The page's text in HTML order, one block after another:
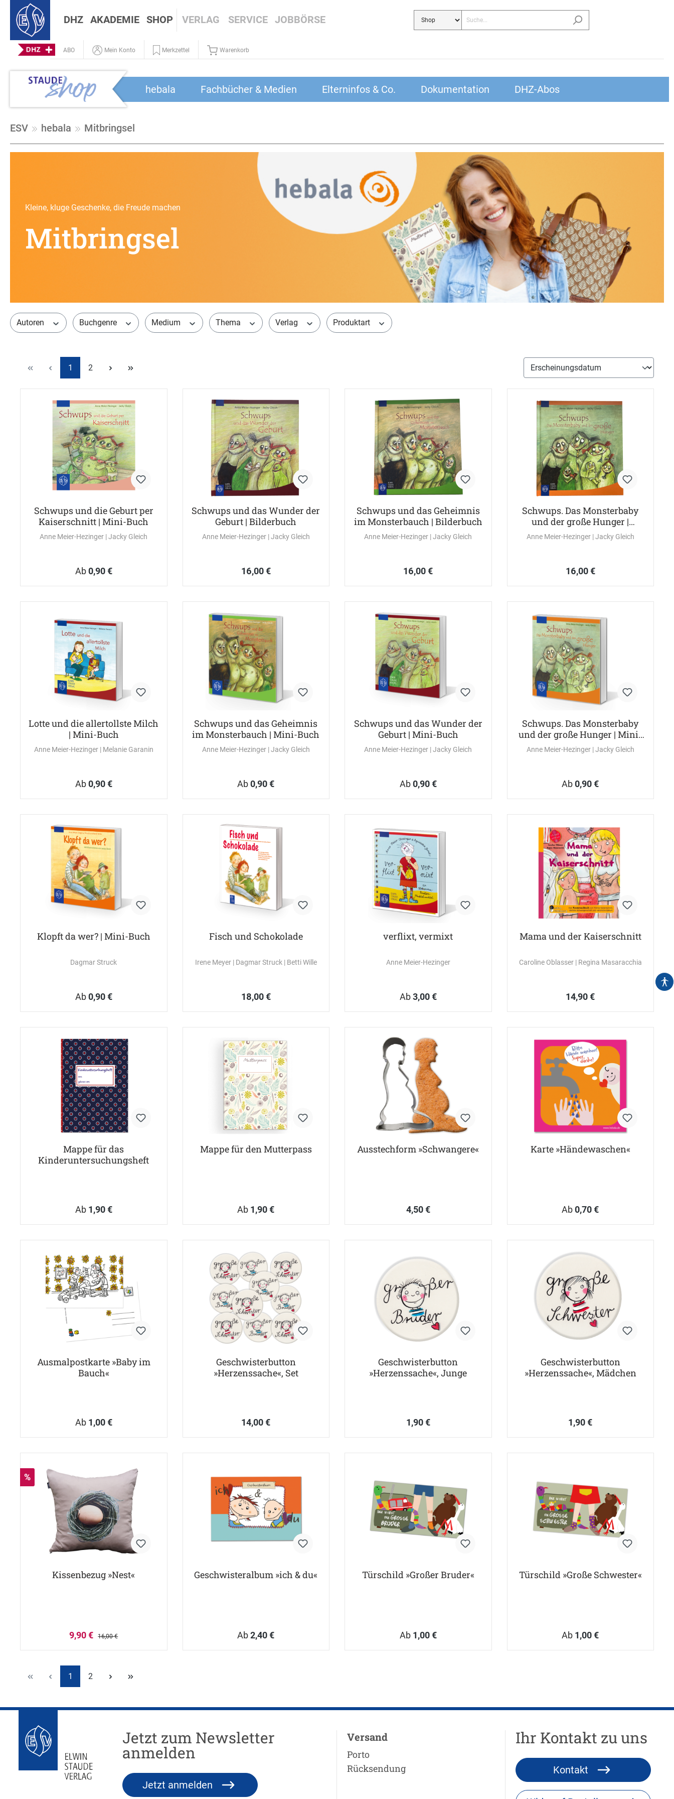
DHZ AKADEMIE SHOP VERLAG SERVICE JOBBÖRSE
ABO Mein Konto Merkzettel Warenkorb
hebala Fachbücher & Medien Elterninfos & Co. Dokumentation DHZ-Abos
ESV hebala Mitbringsel
Kleine, kluge Geschenke, die Freude machen
Mitbringsel
Autoren Buchgenre Medium Thema Verlag Produktart
1 2
Schwups und die Geburt per
Kaiserschnitt | Mini-Buch
Anne Meier-Hezinger | Jacky Gleich
Ab0,90 €
Schwups und das Wunder der
Geburt | Bilderbuch
Anne Meier-Hezinger | Jacky Gleich
16,00 €
Schwups und das Geheimnis
im Monsterbauch | Bilderbuch
Anne Meier-Hezinger | Jacky Gleich
16,00 €
Schwups. Das Monsterbaby
und der große Hunger |
Bilderbuch
Anne Meier-Hezinger | Jacky Gleich
16,00 €
Lotte und die allertollste Milch
| Mini-Buch
Anne Meier-Hezinger | Melanie Garanin
Ab0,90 €
Schwups und das Geheimnis
im Monsterbauch | Mini-Buch
Anne Meier-Hezinger | Jacky Gleich
Ab0,90 €
Schwups und das Wunder der
Geburt | Mini-Buch
Anne Meier-Hezinger | Jacky Gleich
Ab0,90 €
Schwups. Das Monsterbaby
und der große Hunger | Mini-
Buch
Anne Meier-Hezinger | Jacky Gleich
Ab0,90 €
Klopft da wer? | Mini-Buch
Dagmar Struck
Ab0,90 €
Fisch und Schokolade
Irene Meyer | Dagmar Struck | Betti Wille
18,00 €
verflixt, vermixt
Anne Meier-Hezinger
Ab3,00 €
Mama und der Kaiserschnitt
Caroline Oblasser | Regina Masaracchia
14,90 €
Mappe für das
Kinderuntersuchungsheft
Ab 1,90 €
Mappe für den Mutterpass
Ab 1,90 €
Ausstechform »Schwangere«
4,50 €
Karte »Händewaschen«
Ab0,70 €
Ausmalpostkarte »Baby im
Bauch«
Ab 1,00 €
Geschwisterbutton
»Herzenssache«, Set
14,00 €
Geschwisterbutton
»Herzenssache«, Junge
1,90 €
Geschwisterbutton
»Herzenssache«, Mädchen
1,90 €
%
Kissenbezug »Nest«
9,90 € 16,00 €
Geschwisteralbum »ich & du«
Ab2,40 €
Türschild »Großer Bruder«
Ab 1,00 €
Türschild »Große Schwester«
Ab 1,00 €
1 2
Jetzt zum Newsletter
anmelden
Jetzt anmelden
Versand
Porto
Rücksendung
Ihr Kontakt zu uns
Kontakt